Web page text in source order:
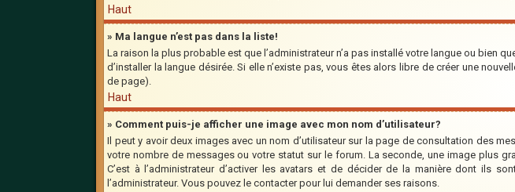
Haut
» Ma langue n’est pas dans la liste!
La raison la plus probable est que l’administrateur n’a pas installé votre langue ou bien
d’installer la langue désirée. Si elle n’existe pas, vous êtes alors libre de créer une
de page).
Haut
» Comment puis-je afficher une image avec mon nom d’utilisateur?
Il peut y avoir deux images avec un nom d’utilisateur sur la page de consultation des
votre nombre de messages ou votre statut sur le forum. La seconde, une image plus
C’est à l’administrateur d’activer les avatars et de décider de la manière dont ils
l’administrateur. Vous pouvez le contacter pour lui demander ses raisons.